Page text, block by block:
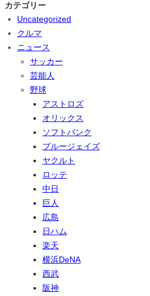
カテゴリー
Uncategorized
クルマ
ニュース
サッカー
芸能人
野球
アストロズ
オリックス
ソフトバンク
ブルージェイズ
ヤクルト
ロッテ
中日
巨人
広島
日ハム
楽天
横浜DeNA
西武
阪神